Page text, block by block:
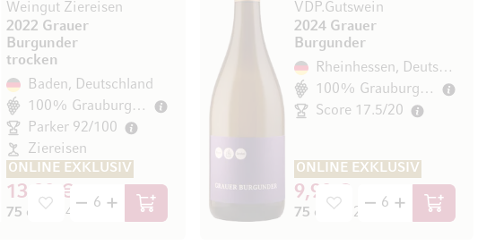
Weingut Ziereisen
2022 Grauer
Burgunder
trocken
Baden, Deutschland
100% Grauburgunder
Parker 92/100
Ziereisen
ONLINE EXKLUSIV
13,80 €
75 cl (18,40 € / l) In den Warenkorb
VDP.Gutswein
2024 Grauer
Burgunder
Rheinhessen, Deutschland
100% Grauburgunder
Score 17.5/20
ONLINE EXKLUSIV
9,90 €
75 cl (13,20 € / l) In den